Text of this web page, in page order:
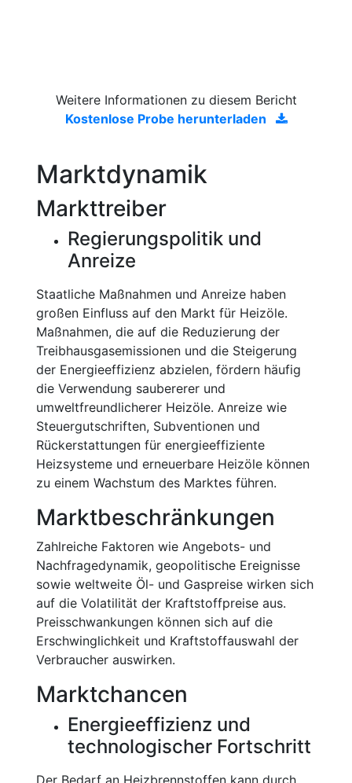
Weitere Informationen zu diesem Bericht
Kostenlose Probe herunterladen
Marktdynamik
Markttreiber
Regierungspolitik und
Anreize
Staatliche Maßnahmen und Anreize haben
großen Einfluss auf den Markt für Heizöle.
Maßnahmen, die auf die Reduzierung der
Treibhausgasemissionen und die Steigerung
der Energieeffizienz abzielen, fördern häufig
die Verwendung saubererer und
umweltfreundlicherer Heizöle. Anreize wie
Steuergutschriften, Subventionen und
Rückerstattungen für energieeffiziente
Heizsysteme und erneuerbare Heizöle können
zu einem Wachstum des Marktes führen.
Marktbeschränkungen
Zahlreiche Faktoren wie Angebots- und
Nachfragedynamik, geopolitische Ereignisse
sowie weltweite Öl- und Gaspreise wirken sich
auf die Volatilität der Kraftstoffpreise aus.
Preisschwankungen können sich auf die
Erschwinglichkeit und Kraftstoffauswahl der
Verbraucher auswirken.
Marktchancen
Energieeffizienz und
technologischer Fortschritt
Der Bedarf an Heizbrennstoffen kann durch